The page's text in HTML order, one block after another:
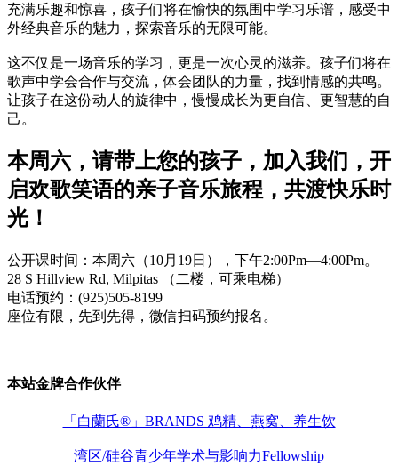
充满乐趣和惊喜，孩子们将在愉快的氛围中学习乐谱，感受中
外经典音乐的魅力，探索音乐的无限可能。
这不仅是一场音乐的学习，更是一次心灵的滋养。孩子们将在
歌声中学会合作与交流，体会团队的力量，找到情感的共鸣。
让孩子在这份动人的旋律中，慢慢成长为更自信、更智慧的自
己。
本周六，请带上您的孩子，加入我们，开
启欢歌笑语的亲子音乐旅程，共渡快乐时
光！
公开课时间：本周六（10月19日），下午2:00Pm—4:00Pm。
28 S Hillview Rd, Milpitas （二楼，可乘电梯）
电话预约：(925)505-8199
座位有限，先到先得，微信扫码预约报名。
本站金牌合作伙伴
「白蘭氏®」BRANDS 鸡精、燕窝、养生饮
湾区/硅谷青少年学术与影响力Fellowship